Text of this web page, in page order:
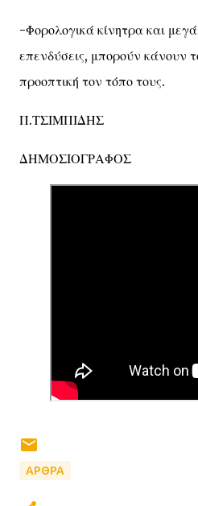
-Φορολογικά κίνητρα και
επενδύσεις, μπορούν κάνουν
προοπτική τον τόπο τους.
Π.ΤΣΙΜΠΙΔΗΣ
ΔΗΜΟΣΙΟΓΡΑΦΟΣ
ΑΡΘΡΑ